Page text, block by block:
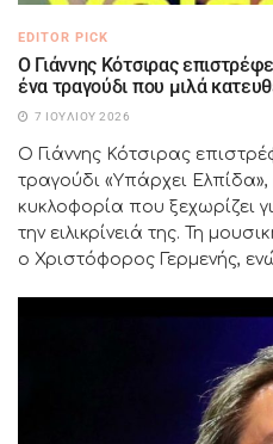
EDITOR PICK
Ο Γιάννης Κότσιρας
ένα τραγούδι που μιλά
7 ΙΟΥΛΊΟΥ 2026
Ο Γιάννης Κότσιρας
τραγούδι «Υπάρχει
κυκλοφορία που ξεχωρίζει
την ειλικρίνειά της. Τη
ο Χριστόφορος Γερμενής,